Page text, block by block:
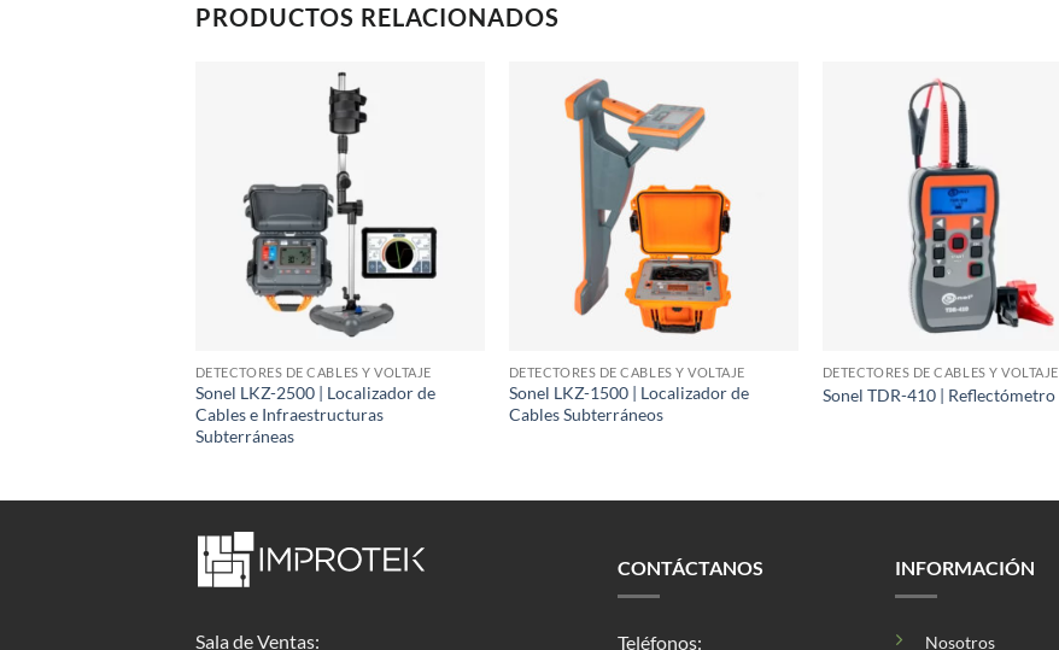
PRODUCTOS RELACIONADOS
DETECTORES DE CABLES Y VOLTAJE
Sonel LKZ-2500 | Localizador de
Cables e Infraestructuras
Subterráneas
DETECTORES DE CABLES Y VOLTAJE
Sonel LKZ-1500 | Localizador de
Cables Subterráneos
DETECTORES DE CABLES Y VOLTAJE
Sonel TDR-410 | Reflectómetro
Sala de Ventas:
CONTÁCTANOS
Teléfonos:
INFORMACIÓN
Nosotros